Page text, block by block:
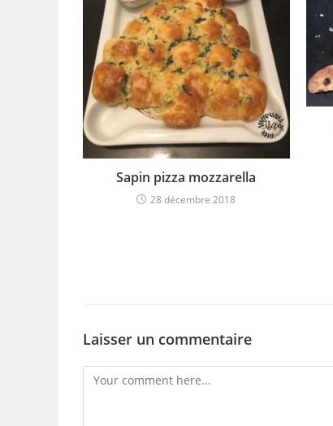
Sapin pizza mozzarella
28 décembre 2018
Laisser un commentaire